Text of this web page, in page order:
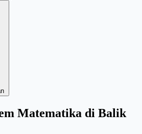
Matematika di Balik